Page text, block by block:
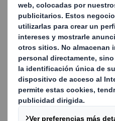
Sustitución
Descubre
MÁS